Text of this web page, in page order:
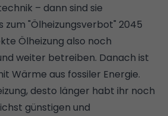
– dann sind sie
zum "Ölheizungsverbot" 2045
Ölheizung also noch
weiter betreiben. Danach ist
Wärme aus fossiler Energie.
desto länger habt ihr noch
günstigen und